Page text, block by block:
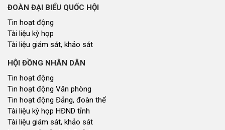
ĐOÀN ĐẠI BIỂU QUỐC HỘI
Tin hoạt động
Tài liệu kỳ họp
Tài liệu giám sát, khảo sát
HỘI ĐỒNG NHÂN DÂN
Tin hoạt động
Tin hoạt động Văn phòng
Tin hoạt động Đảng, đoàn thể
Tài liệu kỳ họp HĐND tỉnh
Tài liệu giám sát, khảo sát